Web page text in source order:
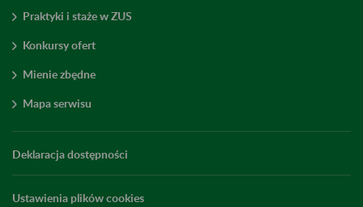
Praktyki i staże w ZUS
Konkursy ofert
Mienie zbędne
Mapa serwisu
Deklaracja dostępności
Ustawienia plików cookies